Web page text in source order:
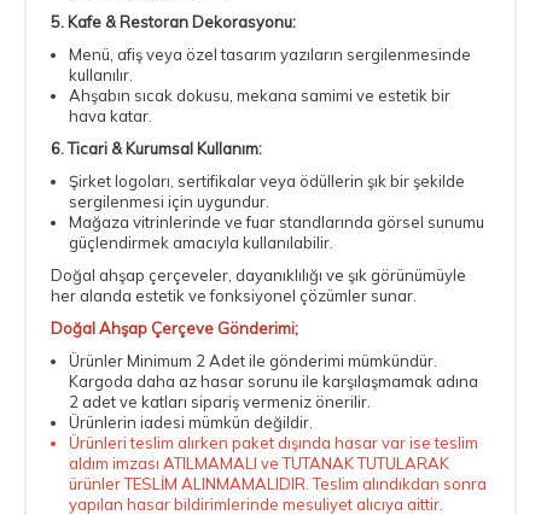
5. Kafe & Restoran Dekorasyonu:
Menü, afiş veya özel tasarım yazıların sergilenmesinde
kullanılır.
Ahşabın sıcak dokusu, mekana samimi ve estetik bir
hava katar.
6. Ticari & Kurumsal Kullanım:
Şirket logoları, sertifikalar veya ödüllerin şık bir şekilde
sergilenmesi için uygundur.
Mağaza vitrinlerinde ve fuar standlarında görsel sunumu
güçlendirmek amacıyla kullanılabilir.
Doğal ahşap çerçeveler, dayanıklılığı ve şık görünümüyle
her alanda estetik ve fonksiyonel çözümler sunar.
Doğal Ahşap Çerçeve Gönderimi;
Ürünler Minimum 2 Adet ile gönderimi mümkündür.
Kargoda daha az hasar sorunu ile karşılaşmamak adına
2 adet ve katları sipariş vermeniz önerilir.
Ürünlerin iadesi mümkün değildir.
Ürünleri teslim alırken paket dışında hasar var ise teslim
aldım imzası ATILMAMALI ve TUTANAK TUTULARAK
ürünler TESLİM ALINMAMALIDIR. Teslim alındıkdan sonra
yapılan hasar bildirimlerinde mesuliyet alıcıya aittir.